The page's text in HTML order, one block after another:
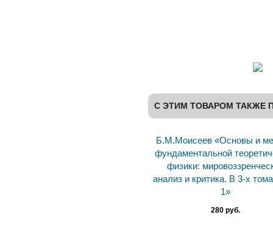
С ЭТИМ ТОВАРОМ ТАКЖЕ
Б.М.Моисеев «Основы и
фундаментальной
физики:
анализ и критика. В 3-х
1»
280 руб.